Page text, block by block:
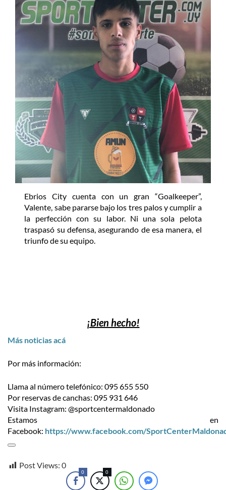
Ebrios City cuenta con un gran “Goalkeeper”,
Valente, sabe pararse bajo los tres palos y cumplir a
la perfección con su labor. Ni una sola pelota
traspasó su defensa, asegurando de esa manera, el
triunfo de su equipo.
¡Bien hecho!
Más noticias acá
Por más información:
Llama al número telefónico: 095 655 550
Por reservas de canchas: 095 931 646
Visita Instagram: @sportcentermaldonado
Estamos en
Facebook: https://www.facebook.com/
Post Views: 0
0 0